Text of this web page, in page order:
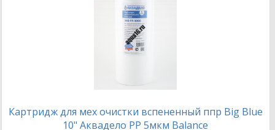
Картридж для мех очистки вспененный ппр Big Blue
10" Аквадело PP 5мкм Balance